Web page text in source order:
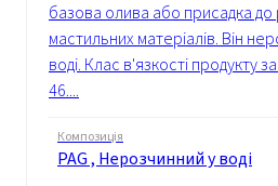
базова олива або присадка
мастильних матеріалів. Він
воді. Клас в'язкості продукту
46....
Композиція
PAG , Нерозчинний у воді